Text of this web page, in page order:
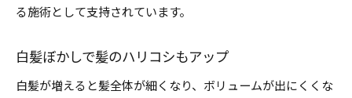
る施術として支持されています。
白髪ぼかしで髪のハリコシもアップ
白髪が増えると髪全体が細くなり、ボリュームが出にくくな